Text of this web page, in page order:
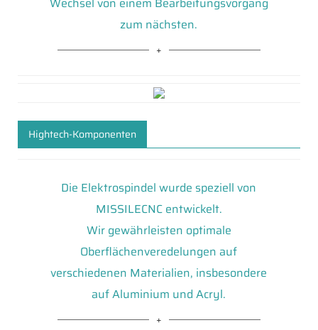
zum nächsten.
Hightech-Komponenten
Die Elektrospindel wurde speziell von
MISSILECNC entwickelt.
Wir gewährleisten optimale
Oberflächenveredelungen auf
verschiedenen Materialien, insbesondere
auf Aluminium und Acryl.